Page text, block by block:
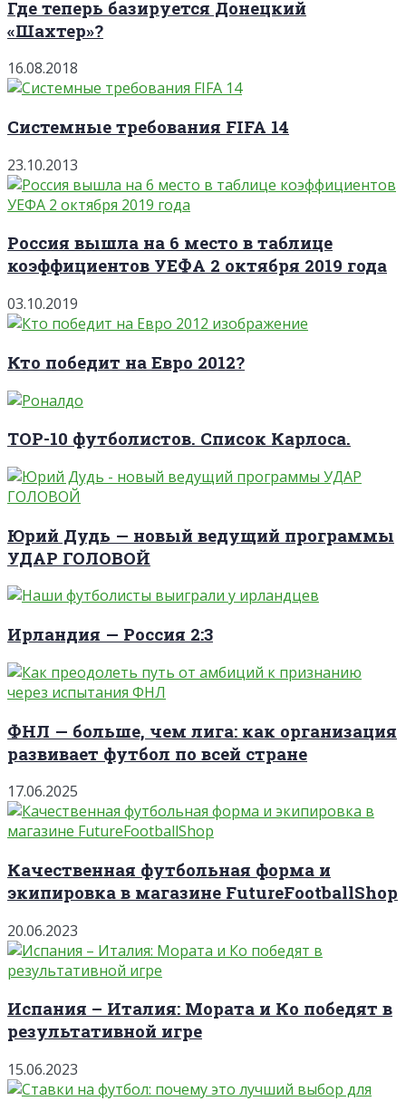
Где теперь базируется Донецкий
«Шахтер»?
16.08.2018
Системные требования FIFA 14
23.10.2013
Россия вышла на 6 место в таблице
коэффициентов УЕФА 2 октября 2019 года
03.10.2019
Кто победит на Евро 2012?
TOP-10 футболистов. Список Карлоса.
Юрий Дудь — новый ведущий программы
УДАР ГОЛОВОЙ
Ирландия — Россия 2:3
ФНЛ — больше, чем лига: как организация
развивает футбол по всей стране
17.06.2025
Качественная футбольная форма и
экипировка в магазине FutureFootballShop
20.06.2023
Испания – Италия: Мората и Ко победят в
результативной игре
15.06.2023